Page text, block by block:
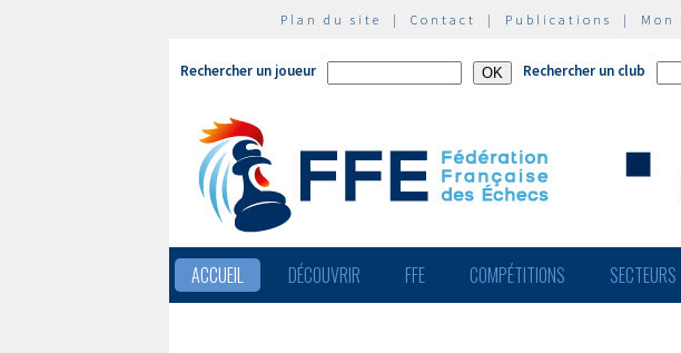
Plan du site | Contact | Publications | Mon
Rechercher un joueur Rechercher un club
ACCUEIL DÉCOUVRIR FFE COMPÉTITIONS SECTEURS